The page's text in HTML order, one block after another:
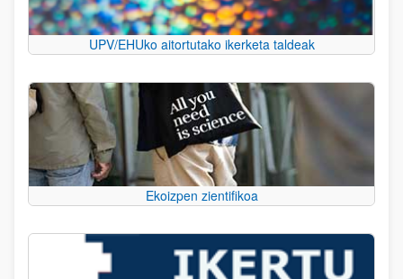
UPV/EHUko aitortutako ikerketa taldeak
Ekoizpen zientifikoa